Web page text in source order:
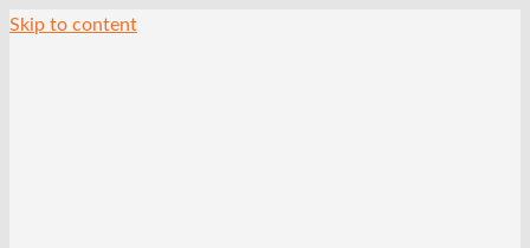
Skip to content